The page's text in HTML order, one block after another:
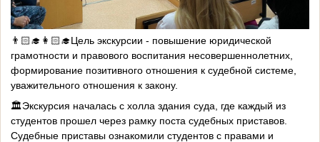
👨🏻‍🎓👩🏻‍🎓Цель экскурсии - повышение юридической
грамотности и правового воспитания несовершеннолетних,
формирование позитивного отношения к судебной системе,
уважительного отношения к закону.
🏛️Экскурсия началась с холла здания суда, где каждый из
студентов прошел через рамку поста судебных приставов.
Судебные приставы ознакомили студентов с правами и